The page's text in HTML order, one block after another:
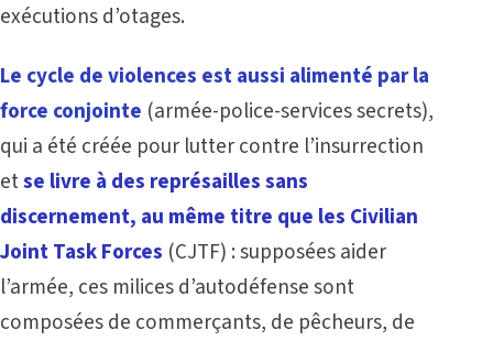
exécutions d’otages.
Le cycle de violences est aussi alimenté par la
force conjointe (armée-police-services secrets),
qui a été créée pour lutter contre l’insurrection
etse livre à des représailles sans
discernement, au même titre que les Civilian
Joint Task Forces (CJTF) : supposées aider
l’armée, ces milices d’autodéfense sont
composées de commerçants, de pêcheurs, de